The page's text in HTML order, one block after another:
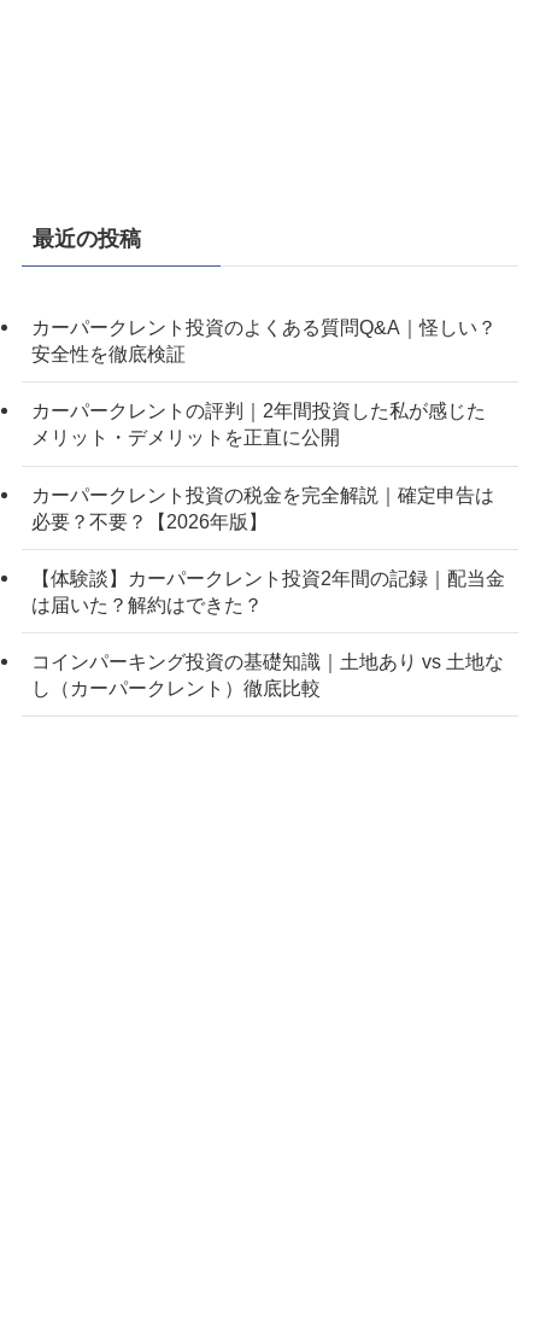
最近の投稿
カーパークレント投資のよくある質問Q&A｜怪しい？
安全性を徹底検証
カーパークレントの評判｜2年間投資した私が感じた
メリット・デメリットを正直に公開
カーパークレント投資の税金を完全解説｜確定申告は
必要？不要？【2026年版】
【体験談】カーパークレント投資2年間の記録｜配当金
は届いた？解約はできた？
コインパーキング投資の基礎知識｜土地あり vs 土地な
し（カーパークレント）徹底比較